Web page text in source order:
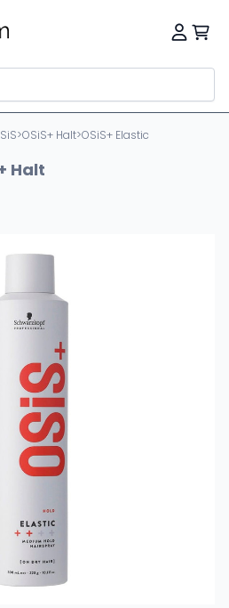
>OSiS+ Halt>OSiS+ Elastic
Halt